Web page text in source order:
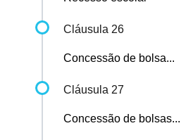
Cláusula 26
Concessão de bolsa...
Cláusula 27
Concessão de bolsas...